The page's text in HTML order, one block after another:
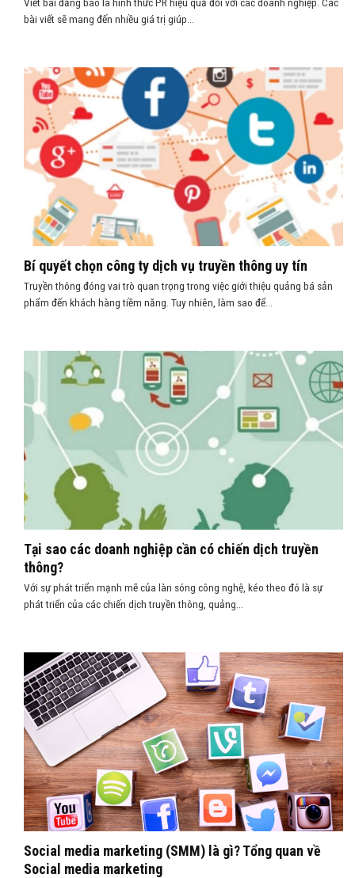
bài viết sẽ mang đến nhiều giá trị giúp...
Bí quyết chọn công ty dịch vụ truyền thông uy tín
Truyền thông đóng vai trò quan trọng trong việc giới thiệu quảng bá sản
phẩm đến khách hàng tiềm năng. Tuy nhiên, làm sao để...
Tại sao các doanh nghiệp cần có chiến dịch truyền
thông?
Với sự phát triển mạnh mẽ của làn sóng công nghệ, kéo theo đó là sự
phát triển của các chiến dịch truyền thông, quảng...
Social media marketing (SMM) là gì? Tổng quan về
Social media marketing